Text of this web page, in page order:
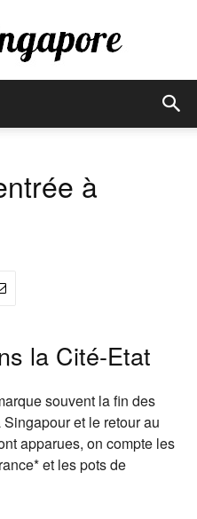
à
la Cité-Etat
souvent la fin des
et le retour au
apparues, on compte les
et les pots de